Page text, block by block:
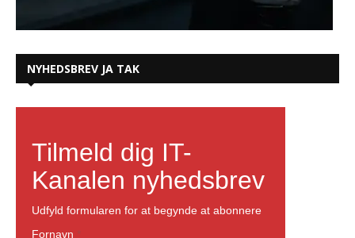
NYHEDSBREV JA TAK